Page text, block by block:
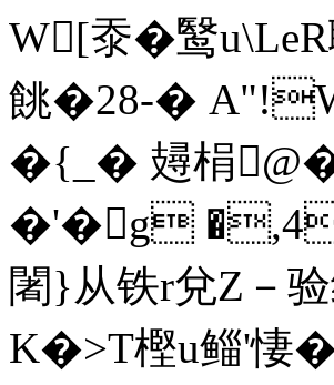
W[沗�鹥
餆�28-�
�{_� 攳梋
�'�g �,4
闍}从铁r兌Z－
K�>T樫u鲻'悽